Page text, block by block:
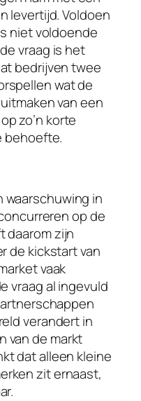
levertijd. Voldoen
niet voldoende
vraag is het
bedrijven twee
wat de
van een
zo’n korte
behoefte.
waarschuwing in
op de
daarom zijn
de kickstart van
vaak
vraag al ingevuld
verandert in
van de markt
dat alleen kleine
zit ernaast,